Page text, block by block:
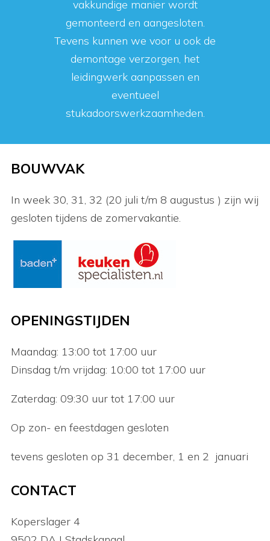
vakkundige manier wordt
gemonteerd en aangesloten.
Tevens kunnen we voor u ook de
demontage verzorgen, het
leidingwerk aanpassen en
eventueel
stukadoorswerkzaamheden.
BOUWVAK
In week 30, 31, 32 (20 juli t/m 8 augustus ) zijn wij
gesloten tijdens de zomervakantie.
OPENINGSTIJDEN
Maandag: 13:00 tot 17:00 uur
Dinsdag t/m vrijdag: 10:00 tot 17:00 uur
Zaterdag: 09:30 uur tot 17:00 uur
Op zon- en feestdagen gesloten
tevens gesloten op 31 december, 1 en 2 januari
CONTACT
Koperslager 4